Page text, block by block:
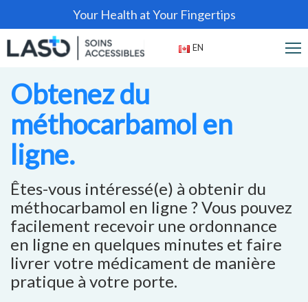
Your Health at Your Fingertips
EN
Obtenez du
méthocarbamol en
ligne.
Êtes-vous intéressé(e) à obtenir du
méthocarbamol en ligne ? Vous pouvez
facilement recevoir une ordonnance
en ligne en quelques minutes et faire
livrer votre médicament de manière
pratique à votre porte.